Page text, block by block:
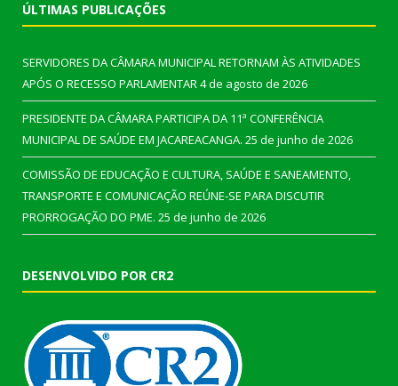
ÚLTIMAS PUBLICAÇÕES
SERVIDORES DA CÂMARA MUNICIPAL RETORNAM ÀS ATIVIDADES
APÓS O RECESSO PARLAMENTAR4 de agosto de 2026
PRESIDENTE DA CÂMARA PARTICIPA DA 11ª CONFERÊNCIA
MUNICIPAL DE SAÚDE EM JACAREACANGA. 25 de junho de 2026
COMISSÃO DE EDUCAÇÃO E CULTURA, SAÚDE E SANEAMENTO,
TRANSPORTE E COMUNICAÇÃO REÚNE-SE PARA DISCUTIR
PRORROGAÇÃO DO PME. 25 de junho de 2026
DESENVOLVIDO POR CR2